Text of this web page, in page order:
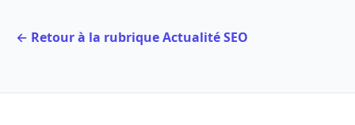
← Retour à la rubrique Actualité SEO